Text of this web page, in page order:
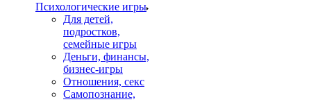
Психологические игры
Для детей,
подростков,
семейные игры
Деньги, финансы,
бизнес-игры
Отношения, секс
Самопознание,